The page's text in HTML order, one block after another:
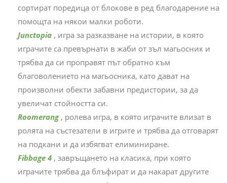
сортират поредица от блокове в ред благодарение на
помощта на някои малки роботи.
Junctopia , игра за разказване на истории, в която
играчите са превърнати в жаби от зъл магьосник и
трябва да си проправят път обратно към
благоволението на магьосника, като дават на
произволни обекти забавни предистории, за да
увеличат стойността си.
Roomerang , ролева игра, в която играчите влизат в
ролята на състезатели в игрите и трябва да отговарят
на подкани и да избягват елиминиране.
Fibbage 4 , завръщането на класика, при която
играчите трябва да блъфират и да накарат другите